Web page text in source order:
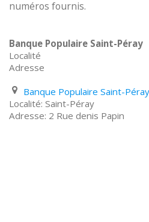
numéros fournis.
Banque Populaire Saint-Péray
Localité
Adresse
Saint-Péray
2 Rue denis Papin